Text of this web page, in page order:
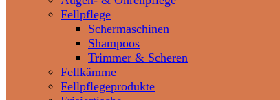
Fellpflege
Schermaschinen
Shampoos
Trimmer & Scheren
Fellkämme
Fellpflegeprodukte